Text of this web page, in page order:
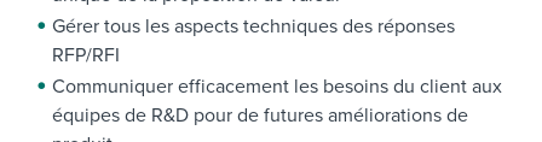
Gérer tous les aspects techniques des réponses
RFP/RFI
Communiquer efficacement les besoins du client aux
équipes de R&D pour de futures améliorations de